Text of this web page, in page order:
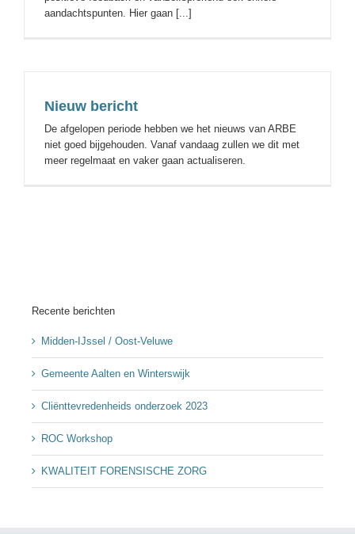
aandachtspunten. Hier gaan [...]
Nieuw bericht
De afgelopen periode hebben we het nieuws van ARBE
niet goed bijgehouden. Vanaf vandaag zullen we dit met
meer regelmaat en vaker gaan actualiseren.
Recente berichten
Midden-IJssel / Oost-Veluwe
Gemeente Aalten en Winterswijk
Cliënttevredenheids onderzoek 2023
ROC Workshop
KWALITEIT FORENSISCHE ZORG